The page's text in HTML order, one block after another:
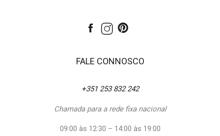
FALE CONNOSCO
+351 253 832 242
Chamada para a rede fixa nacional
09:00 às 12:30 – 14:00 às 19:00